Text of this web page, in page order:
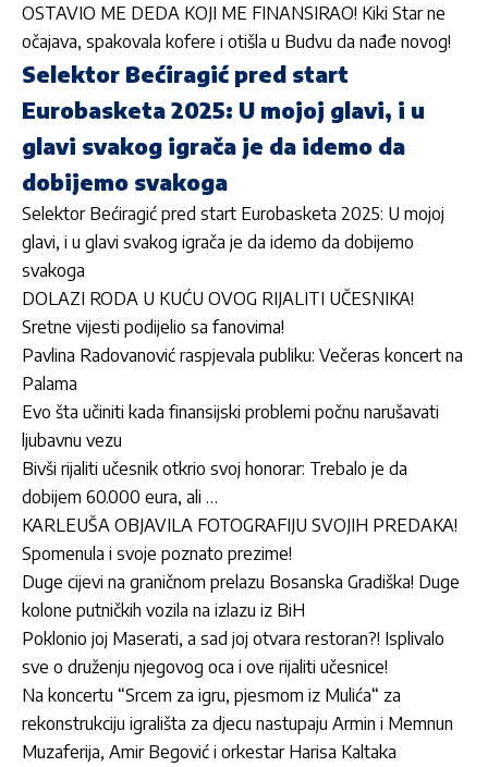
OSTAVIO ME DEDA KOJI ME FINANSIRAO! Kiki Star ne
očajava, spakovala kofere i otišla u Budvu da nađe novog!
Selektor Bećiragić pred start
Eurobasketa 2025: U mojoj glavi, i u
glavi svakog igrača je da idemo da
dobijemo svakoga
Selektor Bećiragić pred start Eurobasketa 2025: U mojoj
glavi, i u glavi svakog igrača je da idemo da dobijemo
svakoga
DOLAZI RODA U KUĆU OVOG RIJALITI UČESNIKA!
Sretne vijesti podijelio sa fanovima!
Pavlina Radovanović raspjevala publiku: Večeras koncert na
Palama
Evo šta učiniti kada finansijski problemi počnu narušavati
ljubavnu vezu
Bivši rijaliti učesnik otkrio svoj honorar: Trebalo je da
dobijem 60.000 eura, ali …
KARLEUŠA OBJAVILA FOTOGRAFIJU SVOJIH PREDAKA!
Spomenula i svoje poznato prezime!
Duge cijevi na graničnom prelazu Bosanska Gradiška! Duge
kolone putničkih vozila na izlazu iz BiH
Poklonio joj Maserati, a sad joj otvara restoran?! Isplivalo
sve o druženju njegovog oca i ove rijaliti učesnice!
Na koncertu “Srcem za igru, pjesmom iz Mulića“ za
rekonstrukciju igrališta za djecu nastupaju Armin i Memnun
Muzaferija, Amir Begović i orkestar Harisa Kaltaka